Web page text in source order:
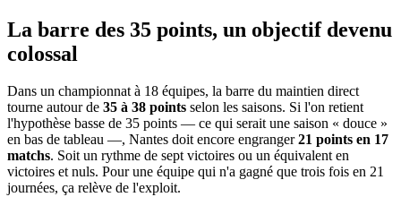
La barre des 35 points, un objectif devenu
colossal
Dans un championnat à 18 équipes, la barre du maintien direct
tourne autour de 35 à 38 points selon les saisons. Si l'on retient
l'hypothèse basse de 35 points — ce qui serait une saison « douce »
en bas de tableau —, Nantes doit encore engranger21 points en 17
matchs. Soit un rythme de sept victoires ou un équivalent en
victoires et nuls. Pour une équipe qui n'a gagné que trois fois en 21
journées, ça relève de l'exploit.